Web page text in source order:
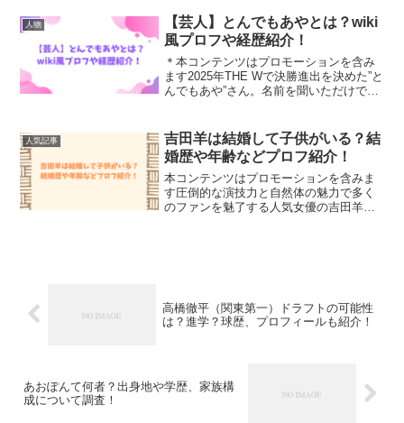
んの両親や兄弟などが気になったので調
べて...
人物
【芸人】とんでもあやとは？wiki
風プロフや経歴紹介！
＊本コンテンツはプロモーションを含み
ます2025年THE Wで決勝進出を決めた”と
んでもあや”さん。名前を聞いただけでは
あやさんのプロフィールや経歴をまとめ
てみました。...
人気記事
吉田羊は結婚して子供がいる？結
婚歴や年齢などプロフ紹介！
本コンテンツはプロモーションを含みま
す圧倒的な演技力と自然体の魅力で多く
のファンを魅了する人気女優の吉田羊さ
高橋徹平（関東第一）ドラフトの可能性
は？進学？球歴、プロフィールも紹介！
あおぽんて何者？出身地や学歴、家族構
成について調査！